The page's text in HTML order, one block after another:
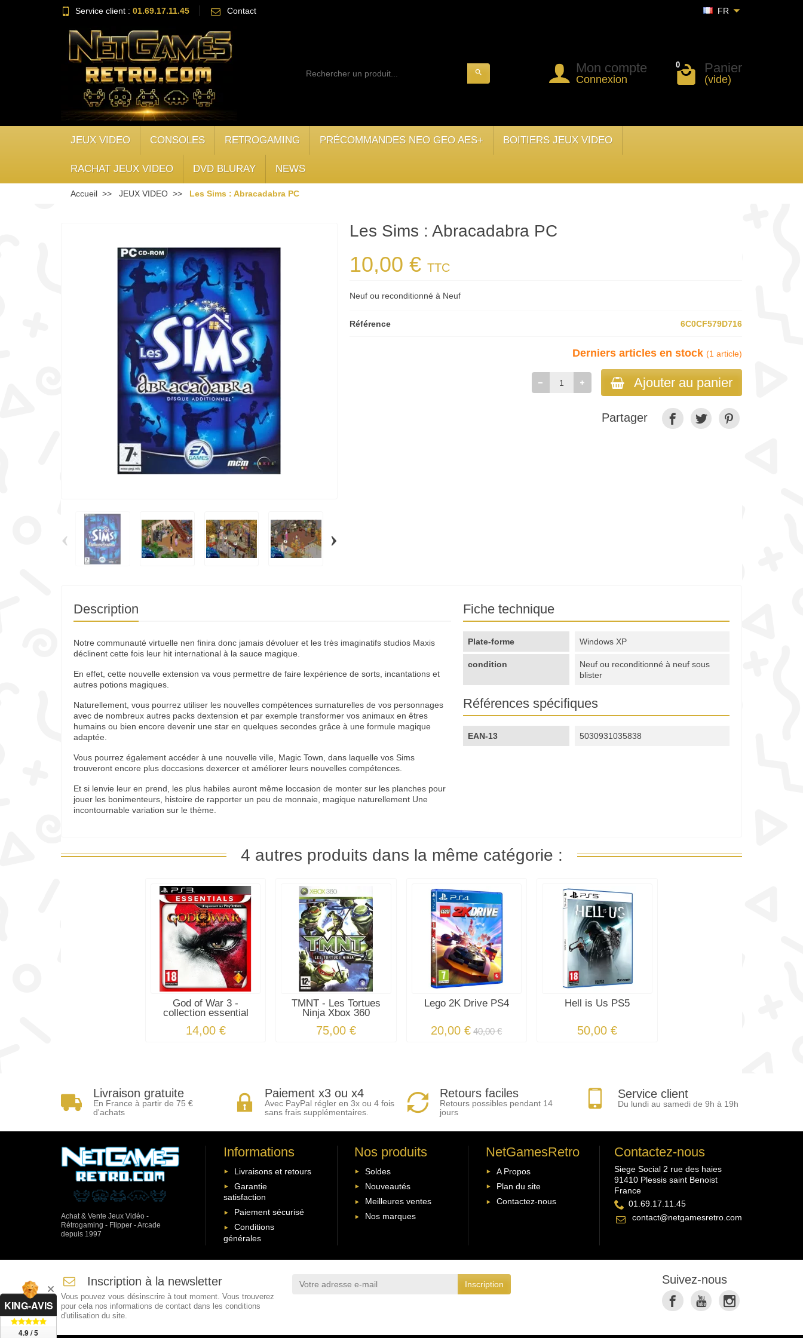
Service client : 01.69.17.11.45 Contact FR
search Mon compte
Connexion
0 Panier
(vide)
JEUX VIDEO CONSOLES RETROGAMING PRÉCOMMANDES NEO GEO AES+ BOITIERS JEUX VIDEO
RACHAT JEUX VIDEO DVD BLURAY NEWS
Accueil JEUX VIDEO Les Sims : Abracadabra PC
‹ ›
Les Sims : Abracadabra PC
10,00 €TTC
Neuf ou reconditionné à Neuf
Référence 6C0CF579D716
Derniers articles en stock (1 article)
Ajouter au panier
Partager
Description
Notre communauté virtuelle nen finira donc jamais dévoluer et les très imaginatifs studios Maxis
déclinent cette fois leur hit international à la sauce magique.
En effet, cette nouvelle extension va vous permettre de faire lexpérience de sorts, incantations et
autres potions magiques.
Naturellement, vous pourrez utiliser les nouvelles compétences surnaturelles de vos personnages
avec de nombreux autres packs dextension et par exemple transformer vos animaux en êtres
humains ou bien encore devenir une star en quelques secondes grâce à une formule magique
adaptée.
Vous pourrez également accéder à une nouvelle ville, Magic Town, dans laquelle vos Sims
trouveront encore plus doccasions dexercer et améliorer leurs nouvelles compétences.
Et si lenvie leur en prend, les plus habiles auront même loccasion de monter sur les planches pour
jouer les bonimenteurs, histoire de rapporter un peu de monnaie, magique naturellement Une
incontournable variation sur le thème.
Fiche technique
Plate-forme Windows XP
condition
Neuf ou reconditionné à neuf sous
blister
Références spécifiques
EAN-13 5030931035838
4 autres produits dans la même catégorie :
God of War 3 -
collection essential
14,00 €
TMNT - Les Tortues
Ninja Xbox 360
75,00 €
Lego 2K Drive PS4
20,00 € 40,00 €
Hell is Us PS5
50,00 €
Livraison gratuite
En France à partir de 75 €
d'achats
Paiement x3 ou x4
Avec PayPal régler en 3x ou 4 fois
sans frais supplémentaires.
Retours faciles
Retours possibles pendant 14
jours
Service client
Du lundi au samedi de 9h à 19h
Achat & Vente Jeux Vidéo -
Rétrogaming - Flipper - Arcade
depuis 1997
Informations
Livraisons et retours
Garantie
satisfaction
Paiement sécurisé
Conditions
générales
Nos produits
Soldes
Nouveautés
Meilleures ventes
Nos marques
NetGamesRetro
A Propos
Plan du site
Contactez-nous
Contactez-nous
Siege Social 2 rue des haies
91410 Plessis saint Benoist
France
01.69.17.11.45
contact@netgamesretro.com
Inscription à la newsletter
Vous pouvez vous désinscrire à tout moment. Vous trouverez
pour cela nos informations de contact dans les conditions
d'utilisation du site.
Suivez-nous
KING-AVIS
4.9 / 5